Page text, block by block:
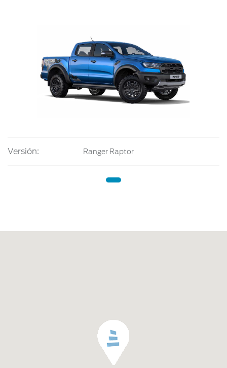
Versión: Ranger Raptor